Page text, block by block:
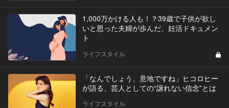
1,000万かける人も！？39歳で子供が欲し
いと思った夫婦が歩んだ、妊活ドキュメン
ト
ライフスタイル
「なんでしょう、意地ですね」ヒコロヒー
が語る、芸人としての“譲れない信念”とは
ライフスタイル